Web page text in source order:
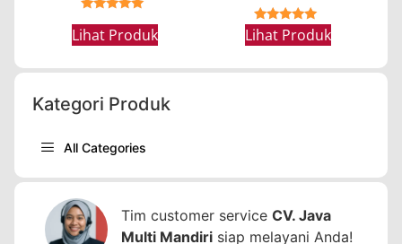
Lihat Produk ★★★★★
Lihat Produk
Kategori Produk
All Categories
Tim customer service CV. Java
Multi Mandiri siap melayani Anda!